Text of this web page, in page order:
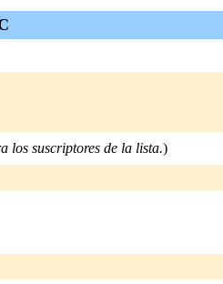
los suscriptores de la lista.)